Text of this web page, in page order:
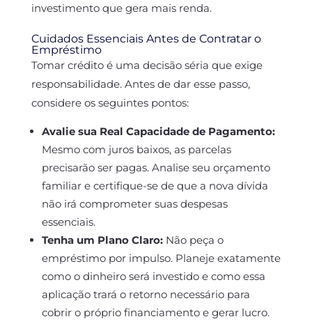
investimento que gera mais renda.
Cuidados Essenciais Antes de Contratar o
Empréstimo
Tomar crédito é uma decisão séria que exige
responsabilidade. Antes de dar esse passo,
considere os seguintes pontos:
Avalie sua Real Capacidade de Pagamento:
Mesmo com juros baixos, as parcelas
precisarão ser pagas. Analise seu orçamento
familiar e certifique-se de que a nova dívida
não irá comprometer suas despesas
essenciais.
Tenha um Plano Claro:Não peça o
empréstimo por impulso. Planeje exatamente
como o dinheiro será investido e como essa
aplicação trará o retorno necessário para
cobrir o próprio financiamento e gerar lucro.